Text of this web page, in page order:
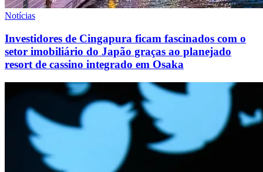
Notícias
Investidores de Cingapura ficam fascinados com o
setor imobiliário do Japão graças ao planejado
resort de cassino integrado em Osaka